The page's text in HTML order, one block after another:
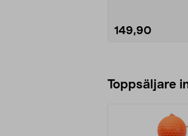
149,90
Toppsäljare